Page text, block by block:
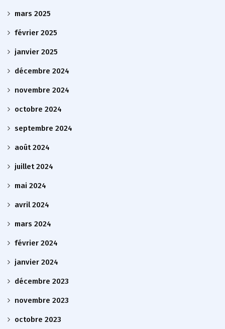
mars 2025
février 2025
janvier 2025
décembre 2024
novembre 2024
octobre 2024
septembre 2024
août 2024
juillet 2024
mai 2024
avril 2024
mars 2024
février 2024
janvier 2024
décembre 2023
novembre 2023
octobre 2023